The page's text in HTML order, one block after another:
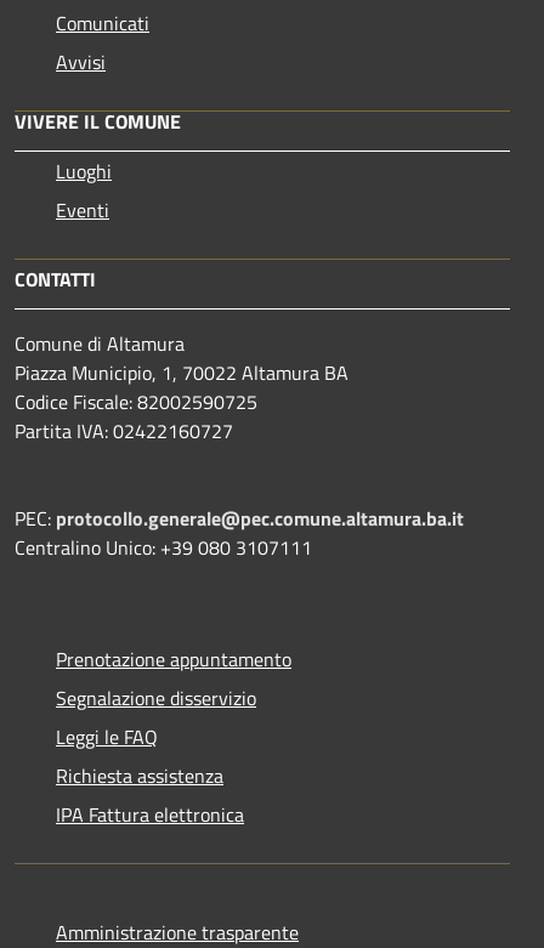
Comunicati
Avvisi
VIVERE IL COMUNE
Luoghi
Eventi
CONTATTI
Comune di Altamura
Piazza Municipio, 1, 70022 Altamura BA
Codice Fiscale: 82002590725
Partita IVA: 02422160727
PEC: protocollo.generale@pec.comune.altamura.ba.it
Centralino Unico: +39 080 3107111
Prenotazione appuntamento
Segnalazione disservizio
Leggi le FAQ
Richiesta assistenza
IPA Fattura elettronica
Amministrazione trasparente